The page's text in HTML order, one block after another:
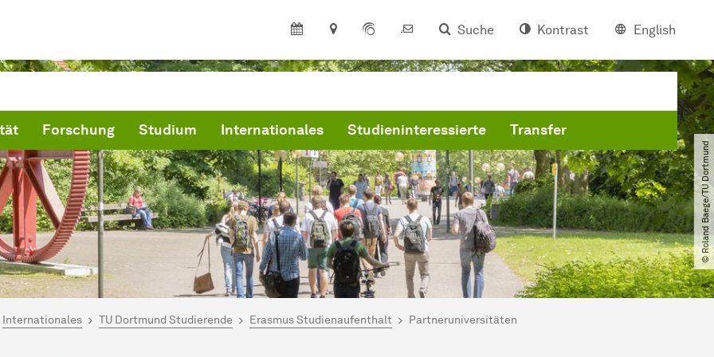
Suche Kontrast English
Forschung Studium Internationales Studieninteressierte Transfer
© Roland Baege​/​TU Dortmund
hier:
Wirtschaftswissenschaften
Internationales TU Dortmund Studierende Erasmus Studienaufenthalt Partneruniversitäten